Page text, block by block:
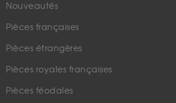
Nouveautés
Pièces françaises
Pièces étrangères
Pièces royales françaises
Pièces féodales